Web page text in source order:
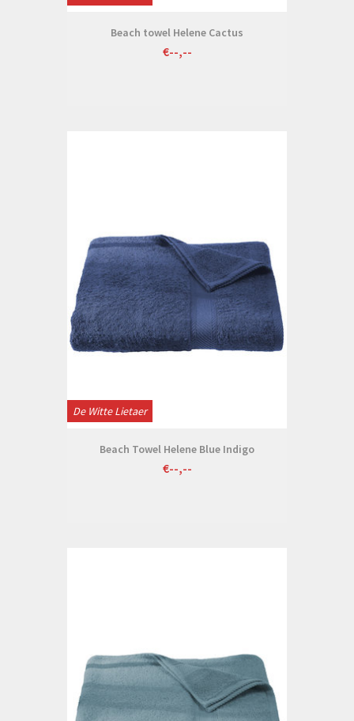
Beach towel Helene Cactus
€--,--
De Witte Lietaer
Beach Towel Helene Blue Indigo
€--,--